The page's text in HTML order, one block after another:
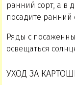
ранний сорт, а в
посадите ранний
Ряды с
освещаться
УХОД ЗА